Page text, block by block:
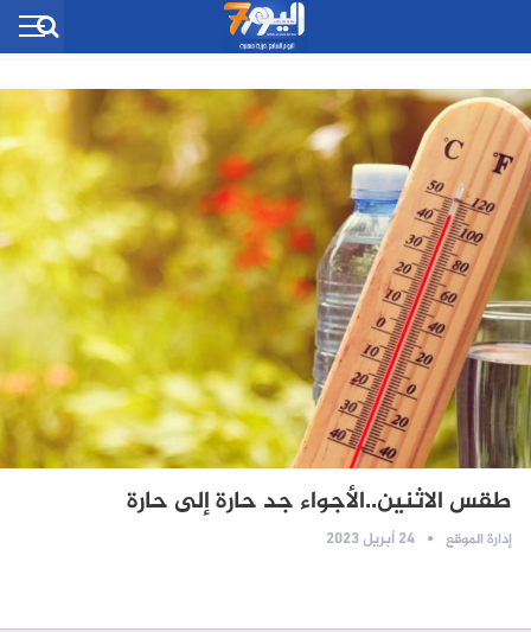
طقس الاثنين..الأجواء جد حارة إلى حارة
إدارة الموقع 24 أبريل 2023